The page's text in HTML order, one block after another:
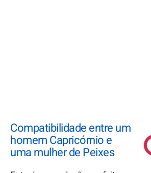
Compatibilidade entre um
homem Capricórnio e
uma mulher de Peixes